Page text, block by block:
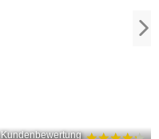
Kundenbewertung